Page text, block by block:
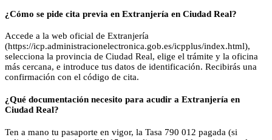
¿Cómo se pide cita previa en Extranjería en Ciudad Real?
Accede a la web oficial de Extranjería
(https://icp.administracionelectronica.gob.es/icpplus/index.html),
selecciona la provincia de Ciudad Real, elige el trámite y la oficina
más cercana, e introduce tus datos de identificación. Recibirás una
confirmación con el código de cita.
¿Qué documentación necesito para acudir a Extranjería en
Ciudad Real?
Ten a mano tu pasaporte en vigor, la Tasa 790 012 pagada (si